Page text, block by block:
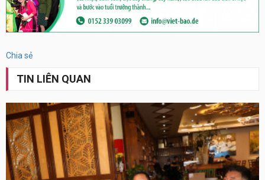
Chia sẻ
TIN LIÊN QUAN